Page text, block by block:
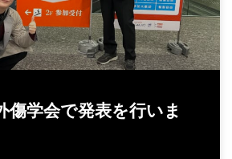
傷学会で発表を行いま